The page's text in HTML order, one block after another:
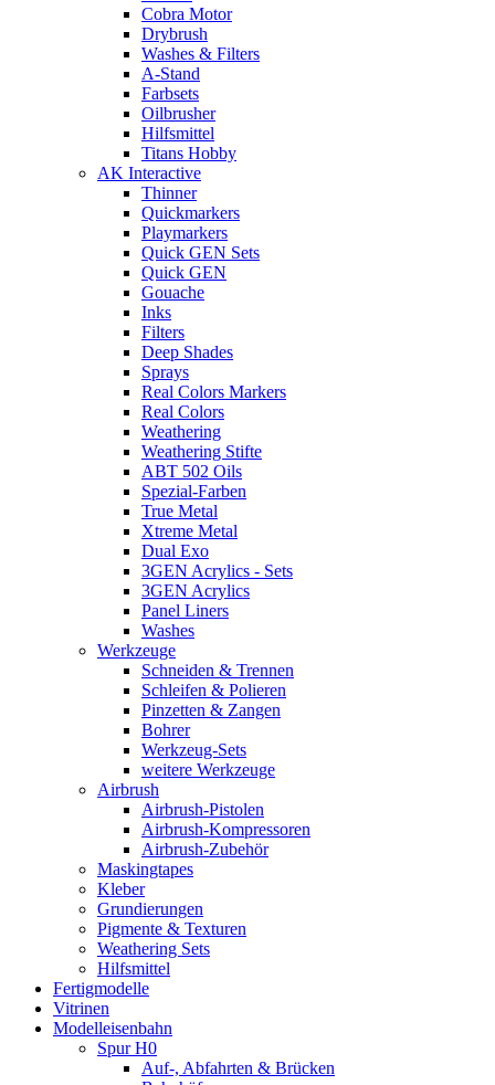
Cobra Motor
Drybrush
Washes & Filters
A-Stand
Farbsets
Oilbrusher
Hilfsmittel
Titans Hobby
AK Interactive
Thinner
Quickmarkers
Playmarkers
Quick GEN Sets
Quick GEN
Gouache
Inks
Filters
Deep Shades
Sprays
Real Colors Markers
Real Colors
Weathering
Weathering Stifte
ABT 502 Oils
Spezial-Farben
True Metal
Xtreme Metal
Dual Exo
3GEN Acrylics - Sets
3GEN Acrylics
Panel Liners
Washes
Werkzeuge
Schneiden & Trennen
Schleifen & Polieren
Pinzetten & Zangen
Bohrer
Werkzeug-Sets
weitere Werkzeuge
Airbrush
Airbrush-Pistolen
Airbrush-Kompressoren
Airbrush-Zubehör
Maskingtapes
Kleber
Grundierungen
Pigmente & Texturen
Weathering Sets
Hilfsmittel
Fertigmodelle
Vitrinen
Modelleisenbahn
Spur H0
Auf-, Abfahrten & Brücken